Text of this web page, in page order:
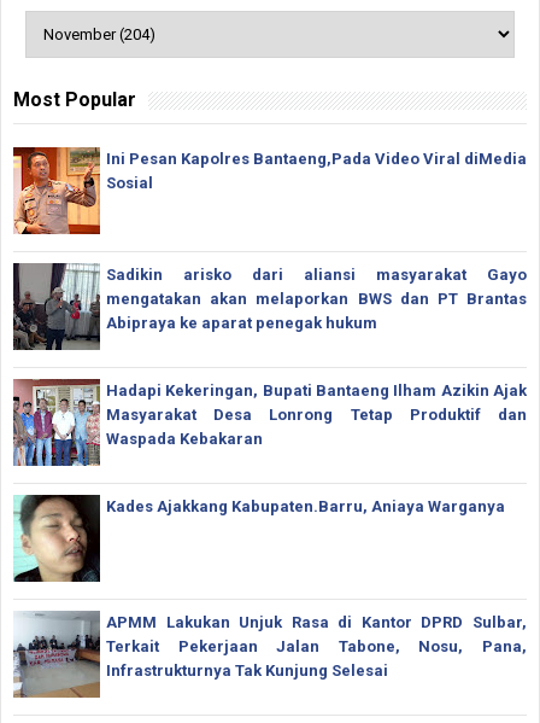
Most Popular
Ini Pesan Kapolres Bantaeng,Pada Video Viral diMedia
Sosial
Sadikin arisko dari aliansi masyarakat Gayo
mengatakan akan melaporkan BWS dan PT Brantas
Abipraya ke aparat penegak hukum
Hadapi Kekeringan, Bupati Bantaeng Ilham Azikin Ajak
Masyarakat Desa Lonrong Tetap Produktif dan
Waspada Kebakaran
Kades Ajakkang Kabupaten.Barru, Aniaya Warganya
APMM Lakukan Unjuk Rasa di Kantor DPRD Sulbar,
Terkait Pekerjaan Jalan Tabone, Nosu, Pana,
Infrastrukturnya Tak Kunjung Selesai